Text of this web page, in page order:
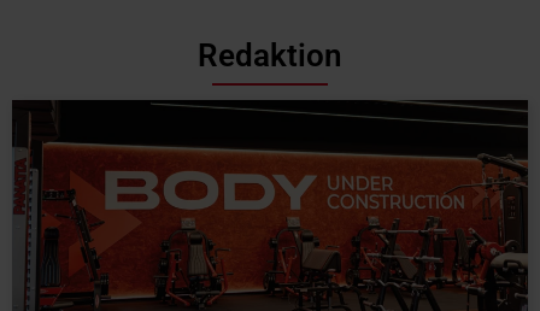
Redaktion